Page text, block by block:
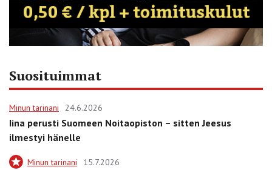
Suosituimmat
Minun tarinani 24.6.2026
Iina perusti Suomeen Noitaopiston – sitten Jeesus
ilmestyi hänelle
Minun tarinani 15.7.2026